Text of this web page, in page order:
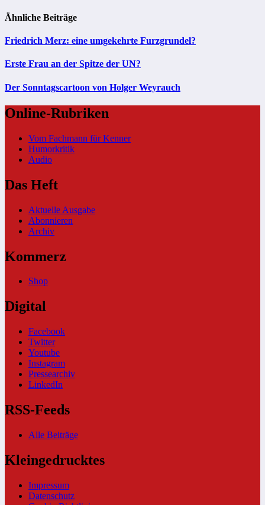
Ähnliche Beiträge
Friedrich Merz: eine umgekehrte Furzgrundel?
Erste Frau an der Spitze der UN?
Der Sonntagscartoon von Holger Weyrauch
Online-Rubriken
Vom Fachmann für Kenner
Humorkritik
Audio
Das Heft
Aktuelle Ausgabe
Abonnieren
Archiv
Kommerz
Shop
Digital
Facebook
Twitter
Youtube
Instagram
Pressearchiv
LinkedIn
RSS-Feeds
Alle Beiträge
Kleingedrucktes
Impressum
Datenschutz